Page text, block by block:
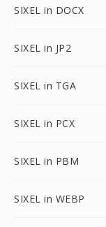
SIXEL in DOCX
SIXEL in JP2
SIXEL in TGA
SIXEL in PCX
SIXEL in PBM
SIXEL in WEBP